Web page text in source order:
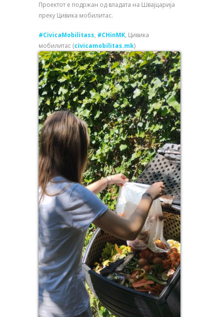
Проектот е подржан од владата на Швајцарија
преку Цивика мобилитас.
#CivicaMobilitass, #CHinMK, Цивика
мобилитас (civicamobilitas.mk)